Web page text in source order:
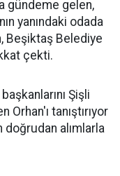
gündeme gelen,
yanındaki odada
Beşiktaş Belediye
çekti.
Şişli
tanıştırıyor
alımlarla